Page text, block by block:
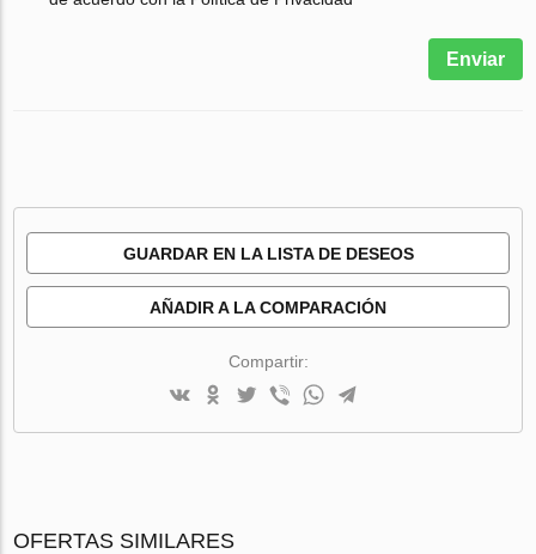
Enviar
GUARDAR EN LA LISTA DE DESEOS
AÑADIR A LA COMPARACIÓN
Compartir:
OFERTAS SIMILARES